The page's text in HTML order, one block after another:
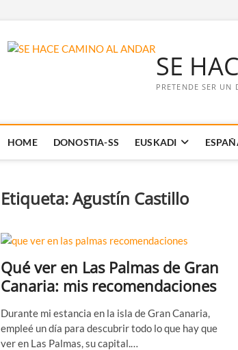
SE
PRETENDE SER
HOME DONOSTIA-SS EUSKADI
Etiqueta:Agustín Castillo
Qué ver en Las Palmas de Gran
Canaria: mis recomendaciones
Durante mi estancia en la isla de Gran Canaria,
empleé un día para descubrir todo lo que hay que
ver en Las Palmas, su capital.…